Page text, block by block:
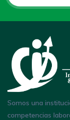
Somos una
competencias